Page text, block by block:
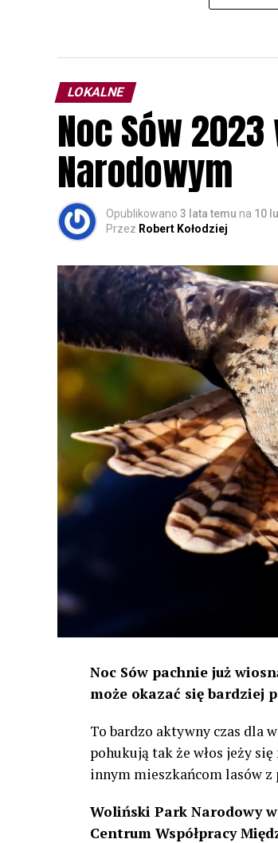
LOKALNE
Noc Sów
Narodowym
Opublikowano 3 lata temu na 10
Przez Robert Kołodziej
Noc Sów pachnie już
może okazać się bardziej
To bardzo aktywny czas dla
pohukują tak że włos jeży
innym mieszkańcom lasów
Woliński Park Narodowy
Centrum Współpracy